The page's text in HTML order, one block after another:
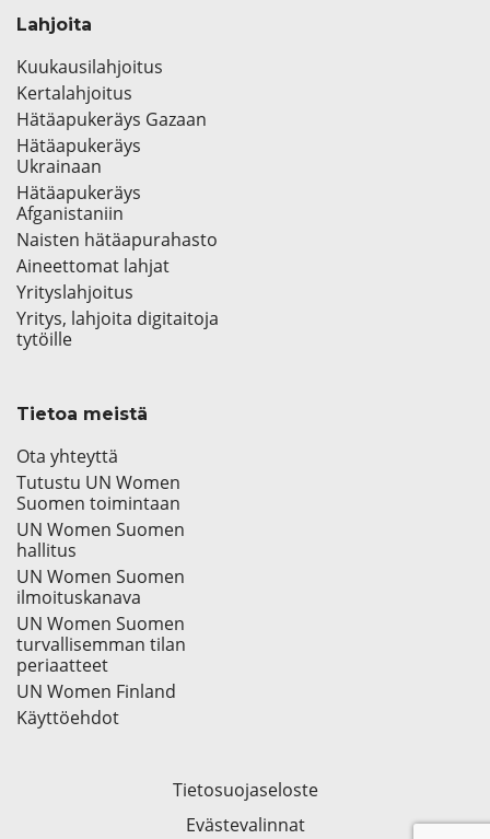
Lahjoita
Kuukausilahjoitus
Kertalahjoitus
Hätäapukeräys Gazaan
Hätäapukeräys
Ukrainaan
Hätäapukeräys
Afganistaniin
Naisten hätäapurahasto
Aineettomat lahjat
Yrityslahjoitus
Yritys, lahjoita digitaitoja
tytöille
Tietoa meistä
Ota yhteyttä
Tutustu UN Women
Suomen toimintaan
UN Women Suomen
hallitus
UN Women Suomen
ilmoituskanava
UN Women Suomen
turvallisemman tilan
periaatteet
UN Women Finland
Käyttöehdot
Tietosuojaseloste
Evästevalinnat